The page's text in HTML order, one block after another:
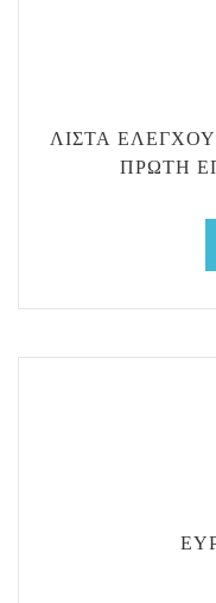
ΛΊΣΤΑ
ΠΡΏΤΗ